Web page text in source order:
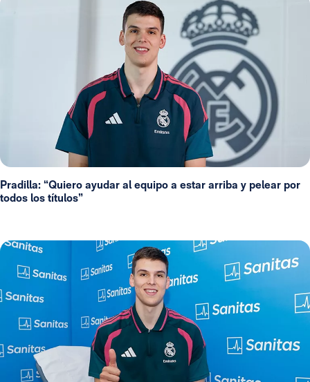
Pradilla: “Quiero ayudar al equipo a estar arriba y pelear por
todos los títulos”